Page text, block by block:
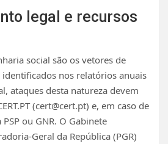
legal e recursos
social são os vetores de
nos relatórios anuais
ataques desta natureza devem
(cert@cert.pt) e, em caso de
ou GNR. O Gabinete
Geral da República (PGR)